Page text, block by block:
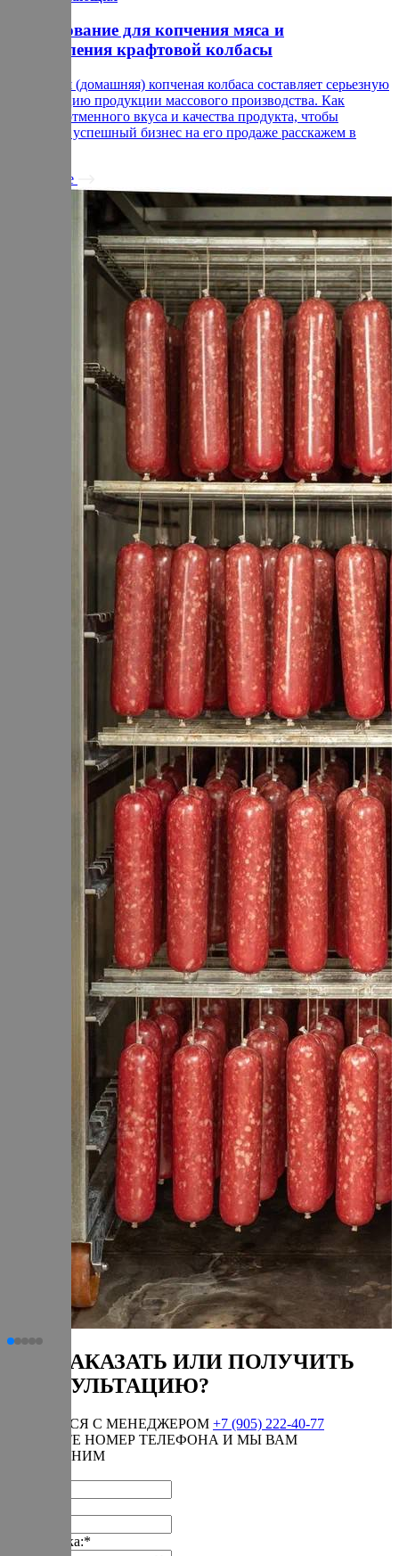
Оборудование для копчения мяса и
изготовления крафтовой колбасы
Крафтовая (домашняя) копченая колбаса составляет серьезную
конкуренцию продукции массового производства. Как
добиться отменного вкуса и качества продукта, чтобы
построить успешный бизнес на его продаже расскажем в
Подробнее
КАК ЗАКАЗАТЬ ИЛИ ПОЛУЧИТЬ
КОНСУЛЬТАЦИЮ?
СВЯЗАТЬСЯ С МЕНЕДЖЕРОМ +7 (905) 222-40-77
ОСТАВЬТЕ НОМЕР ТЕЛЕФОНА И МЫ ВАМ
ПЕРЕЗВОНИМ
Дата звонка:*